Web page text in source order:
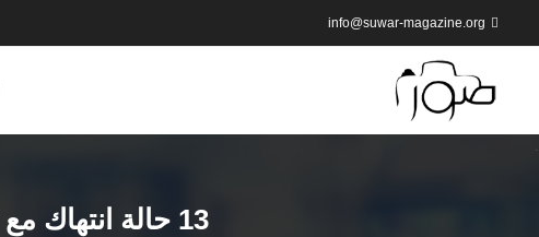
info@suwar-magazine.org
13 حالة انتهاك مع تزايد حملات الاستهداف الرقمي ضد الصحفيين الكرد